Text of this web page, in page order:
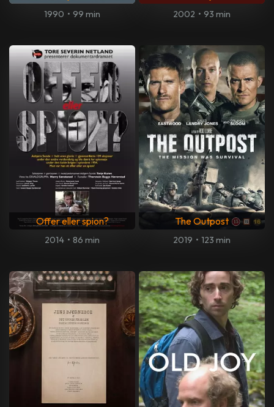
1990 • 99 min 2002 • 93 min
Offer eller spion?
2014 • 86 min
The Outpost
2019 • 123 min